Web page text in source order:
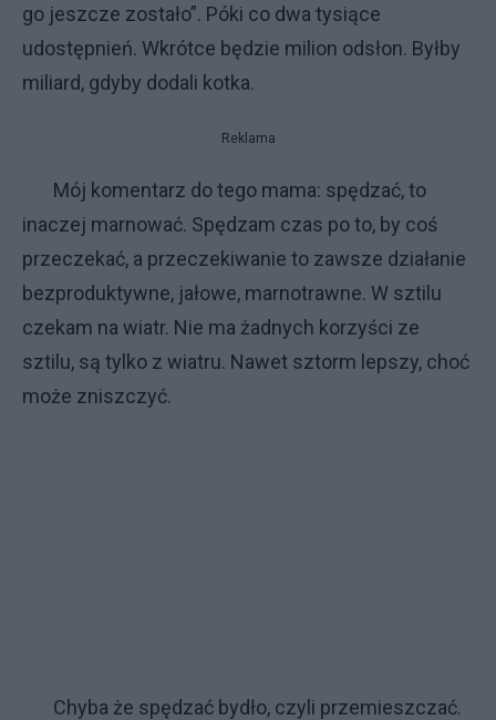
go jeszcze zostało”. Póki co dwa tysiące
udostępnień. Wkrótce będzie milion odsłon. Byłby
miliard, gdyby dodali kotka.
Reklama
Mój komentarz do tego mama: spędzać, to
inaczej marnować. Spędzam czas po to, by coś
przeczekać, a przeczekiwanie to zawsze działanie
bezproduktywne, jałowe, marnotrawne. W sztilu
czekam na wiatr. Nie ma żadnych korzyści ze
sztilu, są tylko z wiatru. Nawet sztorm lepszy, choć
może zniszczyć.
Chyba że spędzać bydło, czyli przemieszczać.